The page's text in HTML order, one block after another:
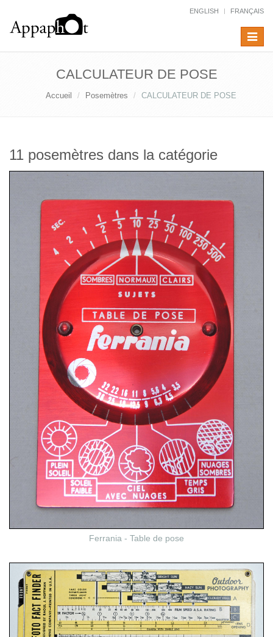
ENGLISH FRANÇAIS
Toggle
CALCULATEUR DE POSE
Accueil Posemètres CALCULATEUR DE POSE
11 posemètres dans la catégorie
Ferrania - Table de pose